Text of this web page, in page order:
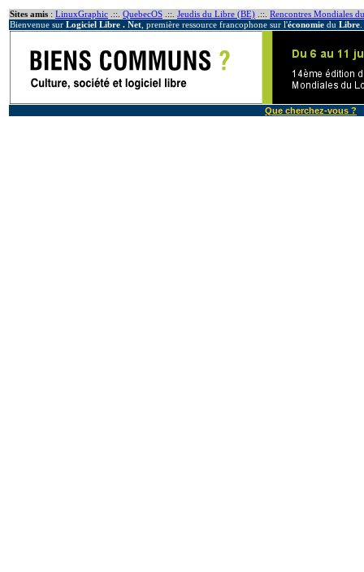
Sites amis : LinuxGraphic .::. QuebecOS .::. Jeudis du Libre (BE) .::. Rencontres Mondiales
Bienvenue sur Logiciel Libre . Net , première ressource francophone sur l'économie du Libre
Que cherchez-vous ?